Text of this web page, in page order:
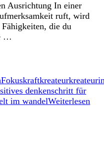
Ausrichtung In einer
ruft, wird
die du
…
Fokuskraftkreateur
denkenschritt für
im wandelWeiterlesen